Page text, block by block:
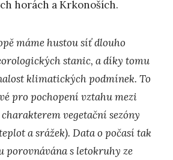
horách a Krkonoších.
máme hustou síť dlouho
stanic, a díky tomu
klimatických podmínek. To
pro pochopení vztahu mezi
vegetační sezóny
a srážek). Data o počasí tak
porovnávána s letokruhy ze